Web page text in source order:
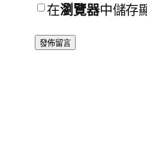
在瀏覽器中儲存